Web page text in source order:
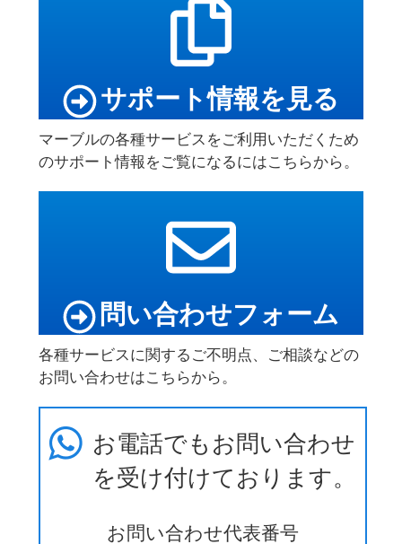
サポート情報を見る
マーブルの各種サービスをご利用いただくため
のサポート情報をご覧になるにはこちらから。
問い合わせフォーム
各種サービスに関するご不明点、ご相談などの
お問い合わせはこちらから。
お電話でもお問い合わせ
を受け付けております。
お問い合わせ代表番号